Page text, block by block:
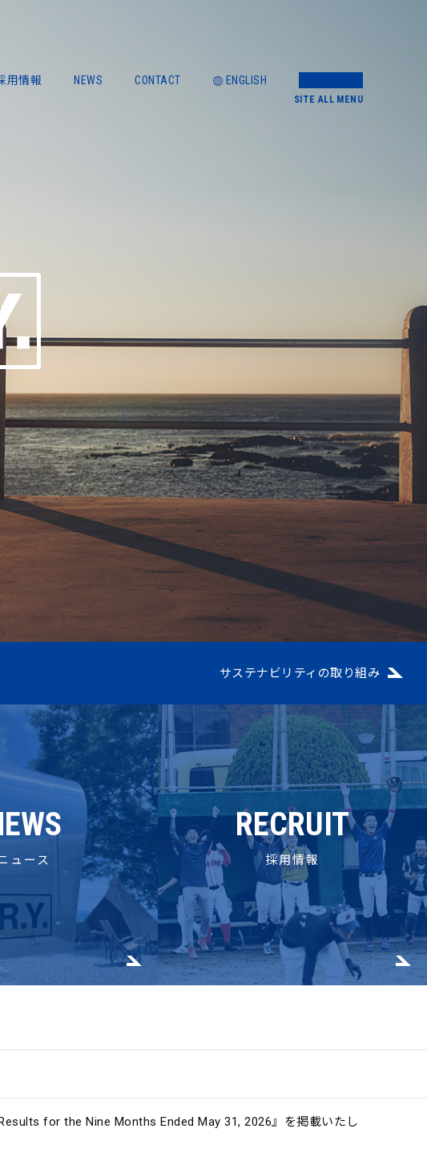
用情報 NEWS CONTACT ENGLISH
SITE ALL MENU
サステナビリティの取り組み
ュース
RECRUIT
採用情報
for the Nine Months Ended May 31, 2026』を掲載いたし